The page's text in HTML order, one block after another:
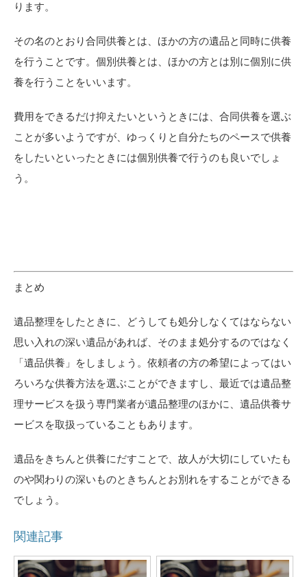
ります。
その名のとおり合同供養とは、ほかの方の遺品と同時に供養
を行うことです。個別供養とは、ほかの方とは別に個別に供
養を行うことをいいます。
費用をできるだけ抑えたいというときには、合同供養を選ぶ
ことが多いようですが、ゆっくりと自分たちのペースで供養
をしたいといったときには個別供養で行うのも良いでしょ
う。
まとめ
遺品整理をしたときに、どうしても処分しなくてはならない
思い入れの深い遺品があれば、そのまま処分するのではなく
「遺品供養」をしましょう。依頼者の方の希望によってはい
ろいろな供養方法を選ぶことができますし、最近では遺品整
理サービスを扱う専門業者が遺品整理のほかに、遺品供養サ
ービスを取扱っていることもあります。
遺品をきちんと供養にだすことで、故人が大切にしていたも
のや関わりの深いものときちんとお別れをすることができる
でしょう。
関連記事